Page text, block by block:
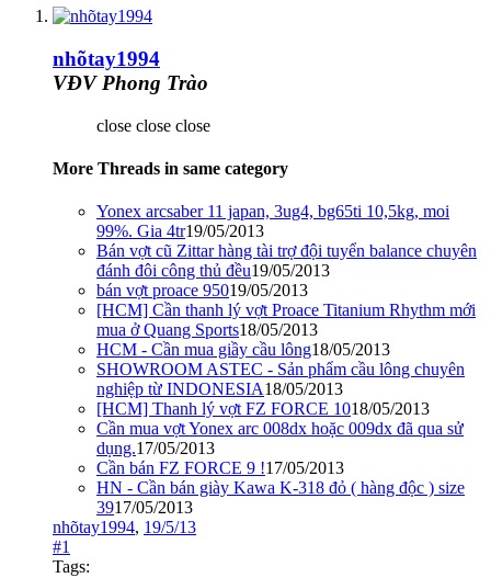
nhõtay1994
VĐV Phong Trào
close close close
More Threads in same category
Yonex arcsaber 11 japan, 3ug4, bg65ti 10,5kg, moi
99%. Gia 4tr19/05/2013
Bán vợt cũ Zittar hàng tài trợ đội tuyển balance chuyên
đánh đôi công thủ đều19/05/2013
bán vợt proace 95019/05/2013
[HCM] Cần thanh lý vợt Proace Titanium Rhythm mới
mua ở Quang Sports18/05/2013
HCM - Cần mua giầy cầu lông18/05/2013
SHOWROOM ASTEC - Sản phẩm cầu lông chuyên
nghiệp từ INDONESIA18/05/2013
[HCM] Thanh lý vợt FZ FORCE 1018/05/2013
Cần mua vợt Yonex arc 008dx hoặc 009dx đã qua sử
dụng.17/05/2013
Cần bán FZ FORCE 9 !17/05/2013
HN - Cần bán giày Kawa K-318 đỏ ( hàng độc ) size
3917/05/2013
nhõtay1994, 19/5/13
#1
Tags: